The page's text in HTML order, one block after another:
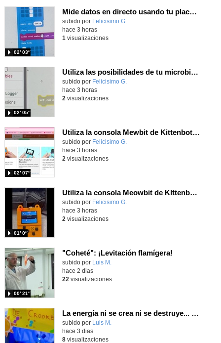
Mide datos en directo usando tu placa microbit y programando con MakeCode dos placas conectadas por radio
Contenido educativo.
subido por Felicisimo G.
02′ 03″
hace 3 horas
1 visualizaciones
Utiliza las posibilidades de tu microbit programando com MakeCode para medir temperatura y nivel de luz con Datalogger
Contenido educativo.
subido por Felicisimo G.
02′ 05″
hace 3 horas
2 visualizaciones
Utiliza la consola Mewbit de Kittenbot para llevar tus juegos arcade de MakeCode a tu mano
Contenido educativo.
subido por Felicisimo G.
02′ 07″
hace 3 horas
2 visualizaciones
Utiliza la consola Meowbit de KIttenbot para jugar con tus programas MakeCode Arcade
Contenido educativo.
subido por Felicisimo G.
01′ 0″
hace 3 horas
2 visualizaciones
"Coheté": ¡Levitación flamígera!
Contenido educativo.
subido por Luis M.
00′ 21″
hace 2 dias
22 visualizaciones
La energía ni se crea ni se destruye... ¡se experimenta! El Tierno en la Feria Madrid es Ciencia 2026
Contenido educativo.
subido por Luis M.
hace 3 dias
8visualizaciones